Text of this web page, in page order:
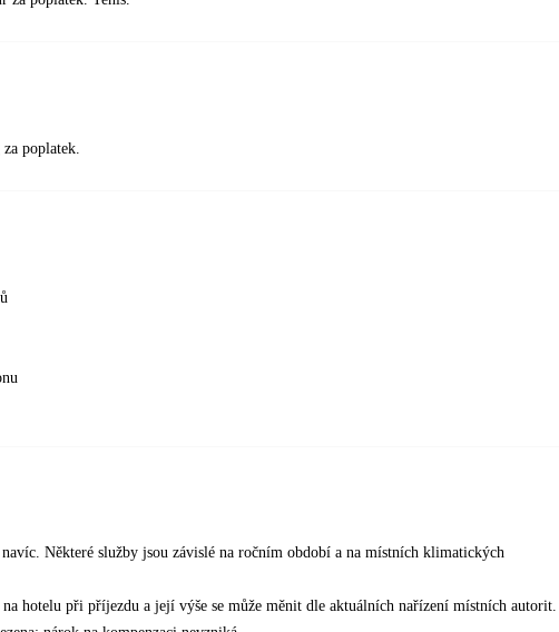
poplatek.
Některé služby jsou závislé na ročním období a na místních klimatických
hotelu při příjezdu a její výše se může měnit dle aktuálních nařízení místních autorit.